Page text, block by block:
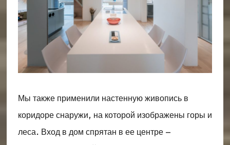
Мы также применили настенную живопись в
коридоре снаружи, на которой изображены горы и
леса. Вход в дом спрятан в ее центре –